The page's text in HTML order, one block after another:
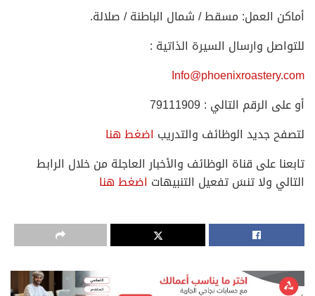
أماكن العمل: مسقط / شمال الباطنة / صلالة.
للتواصل وارسال السيرة الذاتية :
Info@phoenixroastery.com
أو على الرقم التالي : 79111909
لتصفح جديد الوظائف والتدريب اضغط هنا
تابعنا على قناة الوظائف والأخبار العاجلة من خلال الرابط
التالي ولا تنسَ تفعيل التنبيهات اضغط هنا